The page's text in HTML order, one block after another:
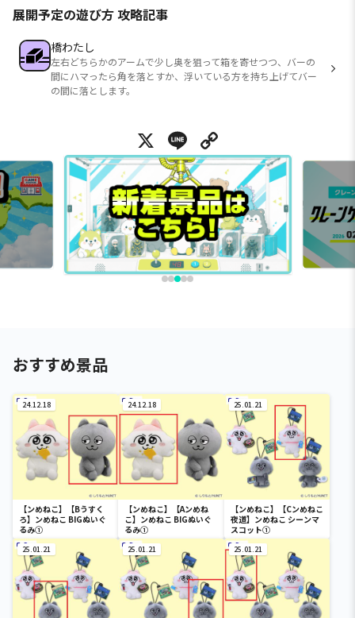
展開予定の遊び方 攻略記事
橋わたし
左右どちらかのアームで少し奥を狙って箱を寄せつつ、バーの
間にハマったら角を落とすか、浮いている方を持ち上げてバー
の間に落とします。
X Line
おすすめ景品
24.12.18
【ンめねこ】【Bうすく
ろ】ンめねこ BIGぬいぐ
るみ①
24.12.18
【ンめねこ】【Aンめね
こ】ンめねこ BIGぬいぐ
るみ①
25.01.21
【ンめねこ】【Cンめねこ
夜道】ンめねこ シーンマ
スコット①
25.01.21 25.01.21 25.01.21